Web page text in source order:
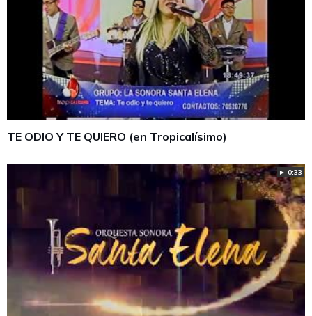
TE ODIO Y TE QUIERO (en Tropicalísimo)
► 0:33